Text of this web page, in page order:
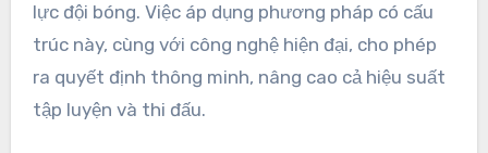
lực đội bóng. Việc áp dụng phương pháp có cấu
trúc này, cùng với công nghệ hiện đại, cho phép
ra quyết định thông minh, nâng cao cả hiệu suất
tập luyện và thi đấu.